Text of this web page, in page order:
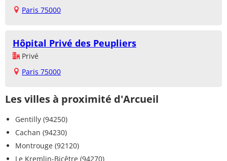
Paris 75000
Hôpital Privé des Peupliers
Privé
Paris 75000
Les villes à proximité d'Arcueil
Gentilly (94250)
Cachan (94230)
Montrouge (92120)
Le Kremlin-Bicêtre (94270)